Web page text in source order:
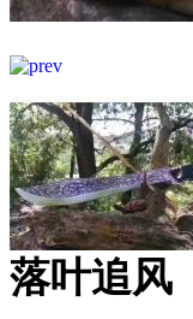
落叶追风